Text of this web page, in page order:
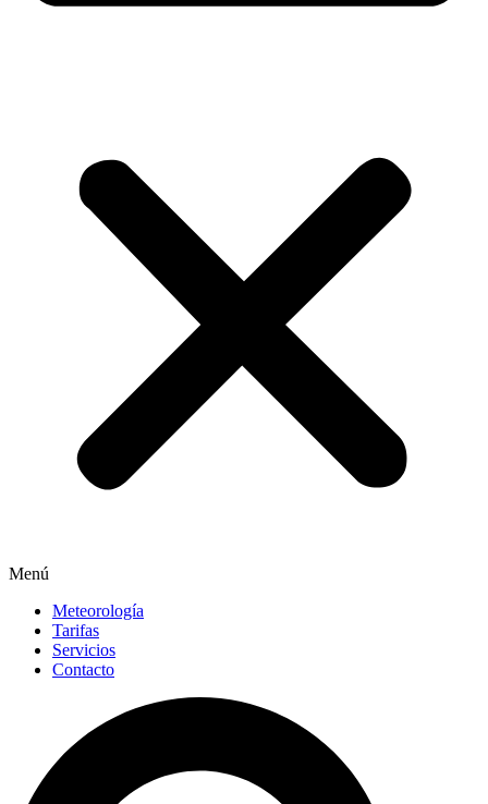
Menú
Meteorología
Tarifas
Servicios
Contacto